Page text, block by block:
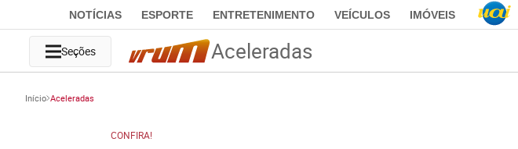
NOTÍCIAS ESPORTE ENTRETENIMENTO VEÍCULOS IMÓVEIS
Seções Aceleradas
Início Aceleradas
CONFIRA!